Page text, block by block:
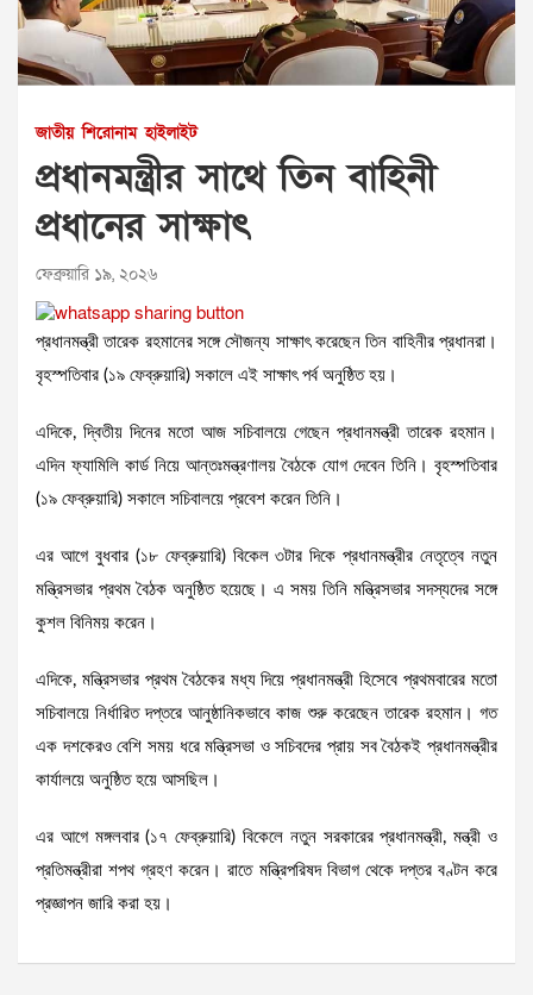
জাতীয় শিরোনাম হাইলাইট
প্রধানমন্ত্রীর সাথে তিন বাহিনী
প্রধানের সাক্ষাৎ
ফেব্রুয়ারি ১৯, ২০২৬
প্রধানমন্ত্রী তারেক রহমানের সঙ্গে সৌজন্য সাক্ষাৎ করেছেন তিন বাহিনীর প্রধানরা।
বৃহস্পতিবার (১৯ ফেব্রুয়ারি) সকালে এই সাক্ষাৎ পর্ব অনুষ্ঠিত হয়।
এদিকে, দ্বিতীয় দিনের মতো আজ সচিবালয়ে গেছেন প্রধানমন্ত্রী তারেক রহমান।
এদিন ফ্যামিলি কার্ড নিয়ে আন্তঃমন্ত্রণালয় বৈঠকে যোগ দেবেন তিনি। বৃহস্পতিবার
(১৯ ফেব্রুয়ারি) সকালে সচিবালয়ে প্রবেশ করেন তিনি।
এর আগে বুধবার (১৮ ফেব্রুয়ারি) বিকেল ৩টার দিকে প্রধানমন্ত্রীর নেতৃত্বে নতুন
মন্ত্রিসভার প্রথম বৈঠক অনুষ্ঠিত হয়েছে। এ সময় তিনি মন্ত্রিসভার সদস্যদের সঙ্গে
কুশল বিনিময় করেন।
এদিকে, মন্ত্রিসভার প্রথম বৈঠকের মধ্য দিয়ে প্রধানমন্ত্রী হিসেবে প্রথমবারের মতো
সচিবালয়ে নির্ধারিত দপ্তরে আনুষ্ঠানিকভাবে কাজ শুরু করেছেন তারেক রহমান। গত
এক দশকেরও বেশি সময় ধরে মন্ত্রিসভা ও সচিবদের প্রায় সব বৈঠকই প্রধানমন্ত্রীর
কার্যালয়ে অনুষ্ঠিত হয়ে আসছিল।
এর আগে মঙ্গলবার (১৭ ফেব্রুয়ারি) বিকেলে নতুন সরকারের প্রধানমন্ত্রী, মন্ত্রী ও
প্রতিমন্ত্রীরা শপথ গ্রহণ করেন। রাতে মন্ত্রিপরিষদ বিভাগ থেকে দপ্তর বণ্টন করে
প্রজ্ঞাপন জারি করা হয়।